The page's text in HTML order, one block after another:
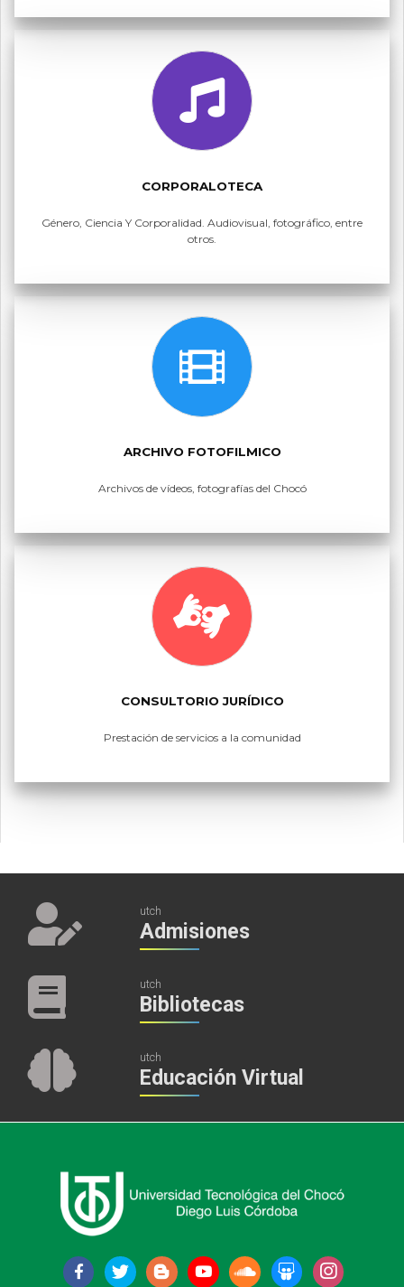
CORPORALOTECA
Género, Ciencia Y Corporalidad. Audiovisual, fotográfico, entre
otros.
ARCHIVO FOTOFILMICO
Archivos de vídeos, fotografías del Chocó
CONSULTORIO JURÍDICO
Prestación de servicios a la comunidad
utch
Admisiones
utch
Bibliotecas
utch
Educación Virtual